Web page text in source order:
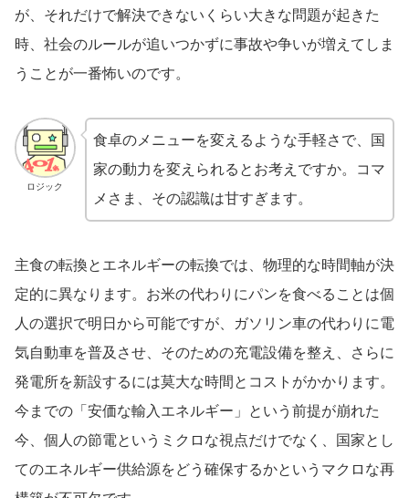
が、それだけで解決できないくらい大きな問題が起きた
時、社会のルールが追いつかずに事故や争いが増えてしま
うことが一番怖いのです。
ロジック
食卓のメニューを変えるような手軽さで、国
家の動力を変えられるとお考えですか。コマ
メさま、その認識は甘すぎます。
主食の転換とエネルギーの転換では、物理的な時間軸が決
定的に異なります。お米の代わりにパンを食べることは個
人の選択で明日から可能ですが、ガソリン車の代わりに電
気自動車を普及させ、そのための充電設備を整え、さらに
発電所を新設するには莫大な時間とコストがかかります。
今までの「安価な輸入エネルギー」という前提が崩れた
今、個人の節電というミクロな視点だけでなく、国家とし
てのエネルギー供給源をどう確保するかというマクロな再